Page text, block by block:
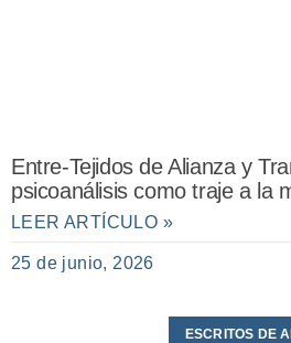
Entre-Tejidos de Alianza y
psicoanálisis como traje a la
LEER ARTÍCULO »
25 de junio, 2026
ESCRITOS DE